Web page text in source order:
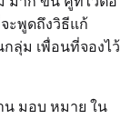
ะพูดถึงวิธีแก้
ลุ่ม เพื่อนที่จองไว้
น มอบ หมาย ใน